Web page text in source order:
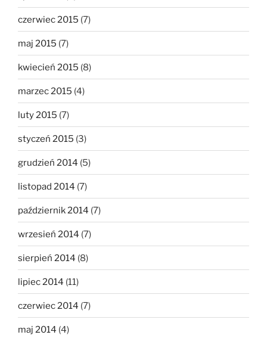
czerwiec 2015 (7)
maj 2015 (7)
kwiecień 2015 (8)
marzec 2015 (4)
luty 2015 (7)
styczeń 2015 (3)
grudzień 2014 (5)
listopad 2014 (7)
październik 2014 (7)
wrzesień 2014 (7)
sierpień 2014 (8)
lipiec 2014 (11)
czerwiec 2014 (7)
maj 2014 (4)